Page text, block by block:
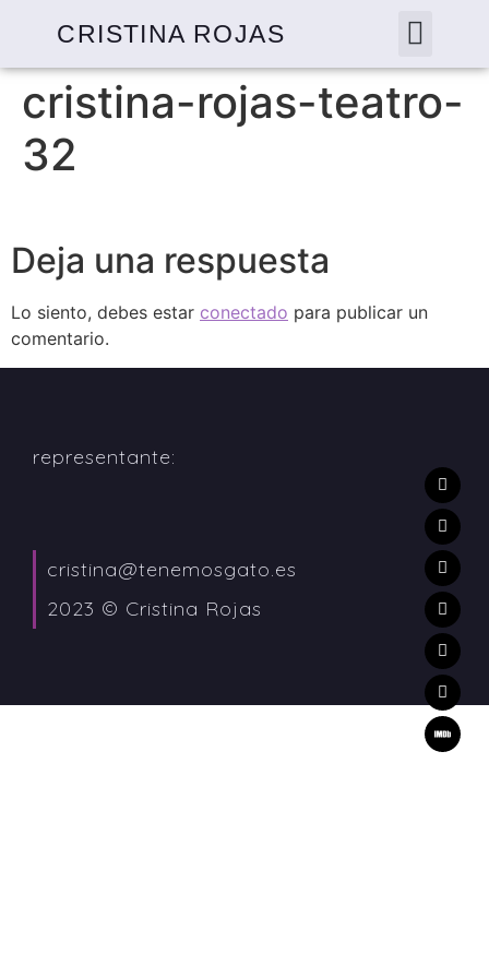
CRISTINA ROJAS
cristina-rojas-teatro-
32
Deja una respuesta
Lo siento, debes estar conectado para publicar un
comentario.
representante:
cristina@tenemosgato.es
2023 © Cristina Rojas